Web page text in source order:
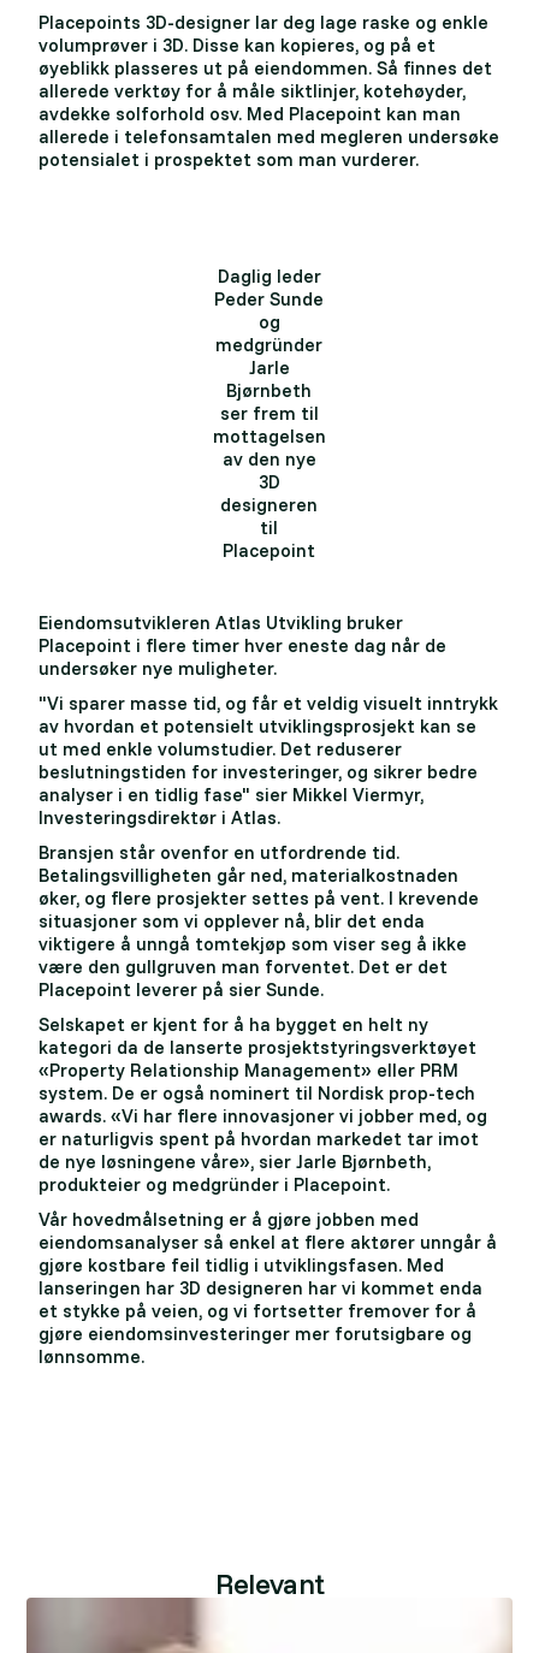
Placepoints 3D-designer lar deg lage raske og enkle
volumprøver i 3D. Disse kan kopieres, og på et
øyeblikk plasseres ut på eiendommen. Så finnes det
allerede verktøy for å måle siktlinjer, kotehøyder,
avdekke solforhold osv. Med Placepoint kan man
allerede i telefonsamtalen med megleren undersøke
potensialet i prospektet som man vurderer.
Daglig leder
Peder Sunde
og
medgründer
Jarle
Bjørnbeth
ser frem til
mottagelsen
av den nye
3D
designeren
til
Placepoint
Eiendomsutvikleren Atlas Utvikling bruker
Placepoint i flere timer hver eneste dag når de
undersøker nye muligheter.
"Vi sparer masse tid, og får et veldig visuelt inntrykk
av hvordan et potensielt utviklingsprosjekt kan se
ut med enkle volumstudier. Det reduserer
beslutningstiden for investeringer, og sikrer bedre
analyser i en tidlig fase" sier Mikkel Viermyr,
Investeringsdirektør i Atlas.
Bransjen står ovenfor en utfordrende tid.
Betalingsvilligheten går ned, materialkostnaden
øker, og flere prosjekter settes på vent. I krevende
situasjoner som vi opplever nå, blir det enda
viktigere å unngå tomtekjøp som viser seg å ikke
være den gullgruven man forventet. Det er det
Placepoint leverer på sier Sunde.
Selskapet er kjent for å ha bygget en helt ny
kategori da de lanserte prosjektstyringsverktøyet
«Property Relationship Management» eller PRM
system. De er også nominert til Nordisk prop-tech
awards. «Vi har flere innovasjoner vi jobber med, og
er naturligvis spent på hvordan markedet tar imot
de nye løsningene våre», sier Jarle Bjørnbeth,
produkteier og medgründer i Placepoint.
Vår hovedmålsetning er å gjøre jobben med
eiendomsanalyser så enkel at flere aktører unngår å
gjøre kostbare feil tidlig i utviklingsfasen. Med
lanseringen har 3D designeren har vi kommet enda
et stykke på veien, og vi fortsetter fremover for å
gjøre eiendomsinvesteringer mer forutsigbare og
lønnsomme.
Relevant